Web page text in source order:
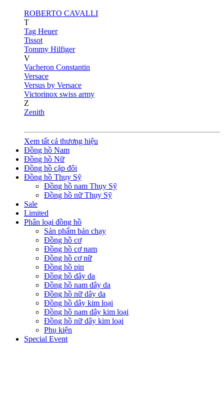
ROBERTO CAVALLI
T
Tag Heuer
Tissot
Tommy Hilfiger
V
Vacheron Constantin
Versace
Versus by Versace
Victorinox swiss army
Z
Zenith
Xem tất cả thương hiệu
Đồng hồ Nam
Đồng hồ Nữ
Đồng hồ cặp đôi
Đồng hồ Thụy Sỹ
Đồng hồ nam Thụy Sỹ
Đồng hồ nữ Thụy Sỹ
Sale
Limited
Phân loại đồng hồ
Sản phẩm bán chạy
Đồng hồ cơ
Đồng hồ cơ nam
Đồng hồ cơ nữ
Đồng hồ pin
Đồng hồ dây da
Đồng hồ nam dây da
Đồng hồ nữ dây da
Đồng hồ dây kim loại
Đồng hồ nam dây kim loại
Đồng hồ nữ dây kim loại
Phụ kiện
Special Event